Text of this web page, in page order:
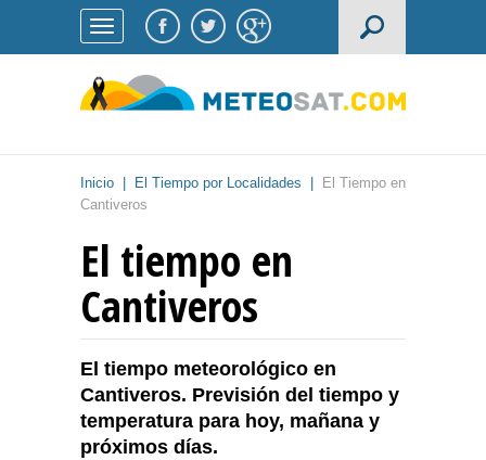
Inicio El Tiempo por Localidades
El Tiempo en
Cantiveros
El tiempo en
Cantiveros
El tiempo meteorológico en
Cantiveros. Previsión del tiempo y
temperatura para hoy, mañana y
próximos días.